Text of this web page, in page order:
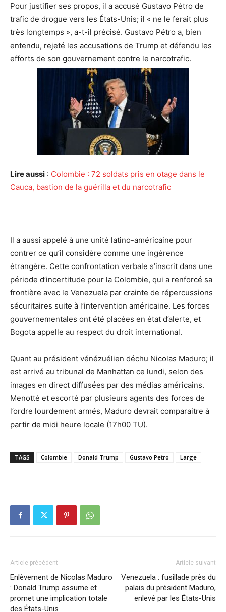
Pour justifier ses propos, il a accusé Gustavo Pétro de
trafic de drogue vers les États-Unis; il « ne le ferait plus
très longtemps », a-t-il précisé. Gustavo Pétro a, bien
entendu, rejeté les accusations de Trump et défendu les
efforts de son gouvernement contre le narcotrafic.
Lire aussi : Colombie : 72 soldats pris en otage dans le
Cauca, bastion de la guérilla et du narcotrafic
Il a aussi appelé à une unité latino-américaine pour
contrer ce qu’il considère comme une ingérence
étrangère. Cette confrontation verbale s’inscrit dans une
période d’incertitude pour la Colombie, qui a renforcé sa
frontière avec le Venezuela par crainte de répercussions
sécuritaires suite à l’intervention américaine. Les forces
gouvernementales ont été placées en état d’alerte, et
Bogota appelle au respect du droit international.
Quant au président vénézuélien déchu Nicolas Maduro; il
est arrivé au tribunal de Manhattan ce lundi, selon des
images en direct diffusées par des médias américains.
Menotté et escorté par plusieurs agents des forces de
l’ordre lourdement armés, Maduro devrait comparaitre à
partir de midi heure locale (17h00 TU).
TAGS Colombie Donald Trump Gustavo Petro Large
Article précédent
Enlèvement de Nicolas Maduro
: Donald Trump assume et
promet une implication totale
des États-Unis
Article suivant
Venezuela : fusillade près du
palais du président Maduro,
enlevé par les États-Unis